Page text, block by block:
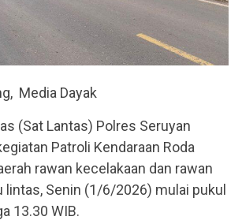
Media Dayak
(Sat Lantas) Polres Seruyan
Patroli Kendaraan Roda
rawan kecelakaan dan rawan
lintas, Senin (1/6/2026) mulai pukul
13.30 WIB.